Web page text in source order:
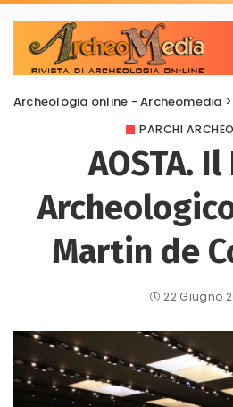
Archeologia online - Archeomedia >
PARCHI
AOSTA. Il
Martin de
22 Giugno